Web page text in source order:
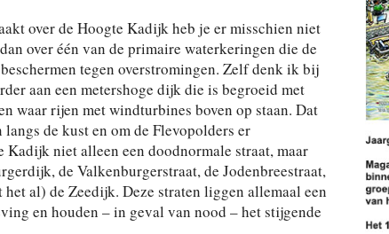
over de Hoogte Kadijk heb je er misschien niet
over één van de primaire waterkeringen die de
tegen overstromingen. Zelf denk ik bij
aan een metershoge dijk die is begroeid met
waar rijen met windturbines boven op staan. Dat
de kust en om de Flevopolders er
niet alleen een doodnormale straat, maar
de Valkenburgerstraat, de Jodenbreestraat,
al) de Zeedijk. Deze straten liggen allemaal een
en houden – in geval van nood – het stijgende